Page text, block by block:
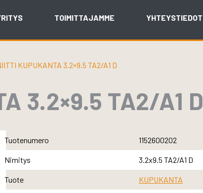
TOIMITTAJAMME YHTEYSTIEDOT
KUPUKANTA 3.2×9.5 TA2/A1 D
3.2×9.5 TA2/A1 D
Tuotenumero 1152600202
Nimitys 3.2x9.5 TA2/A1 D
Tuote KUPUKANTA